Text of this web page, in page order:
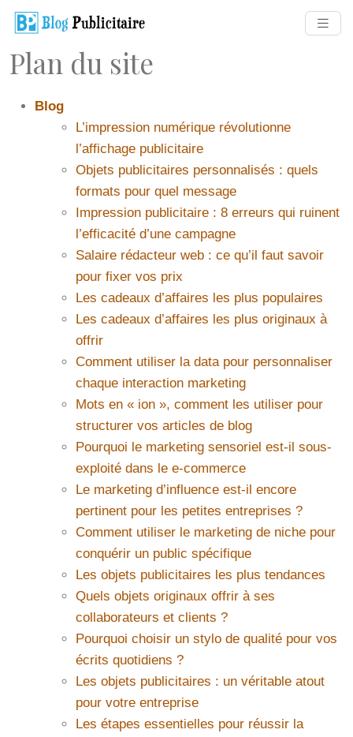
Plan du site
Blog
L’impression numérique révolutionne
l’affichage publicitaire
Objets publicitaires personnalisés : quels
formats pour quel message
Impression publicitaire : 8 erreurs qui ruinent
l’efficacité d’une campagne
Salaire rédacteur web : ce qu’il faut savoir
pour fixer vos prix
Les cadeaux d’affaires les plus populaires
Les cadeaux d’affaires les plus originaux à
offrir
Comment utiliser la data pour personnaliser
chaque interaction marketing
Mots en « ion », comment les utiliser pour
structurer vos articles de blog
Pourquoi le marketing sensoriel est-il sous-
exploité dans le e-commerce
Le marketing d’influence est-il encore
pertinent pour les petites entreprises ?
Comment utiliser le marketing de niche pour
conquérir un public spécifique
Les objets publicitaires les plus tendances
Quels objets originaux offrir à ses
collaborateurs et clients ?
Pourquoi choisir un stylo de qualité pour vos
écrits quotidiens ?
Les objets publicitaires : un véritable atout
pour votre entreprise
Les étapes essentielles pour réussir la